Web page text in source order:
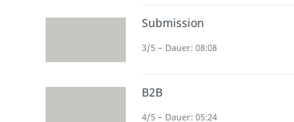
Submission
3/5 – Dauer: 08:08
B2B
4/5 – Dauer: 05:24